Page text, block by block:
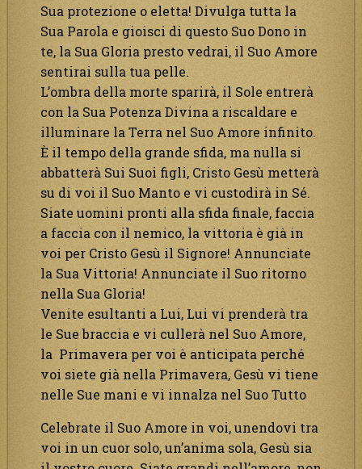
Sua protezione o eletta! Divulga tutta la
Sua Parola e gioisci di questo Suo Dono in
te, la Sua Gloria presto vedrai, il Suo Amore
sentirai sulla tua pelle.
L’ombra della morte sparirà, il Sole entrerà
con la Sua Potenza Divina a riscaldare e
illuminare la Terra nel Suo Amore infinito.
È il tempo della grande sfida, ma nulla si
abbatterà Sui Suoi figli, Cristo Gesù metterà
su di voi il Suo Manto e vi custodirà in Sé.
Siate uomini pronti alla sfida finale, faccia
a faccia con il nemico, la vittoria è già in
voi per Cristo Gesù il Signore! Annunciate
la Sua Vittoria! Annunciate il Suo ritorno
nella Sua Gloria!
Venite esultanti a Lui, Lui vi prenderà tra
le Sue braccia e vi cullerà nel Suo Amore,
la Primavera per voi è anticipata perché
voi siete già nella Primavera, Gesù vi tiene
nelle Sue mani e vi innalza nel Suo Tutto
Celebrate il Suo Amore in voi, unendovi tra
voi in un cuor solo, un’anima sola, Gesù sia